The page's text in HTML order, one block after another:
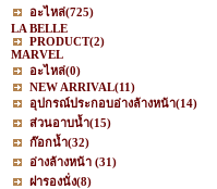
อะไหล่(725)
LA BELLE
PRODUCT(2)
MARVEL
อะไหล่(0)
NEW ARRIVAL(11)
อุปกรณ์ประกอบอ่างล้างหน้า(14)
ส่วนอาบน้ำ(15)
ก๊อกน้ำ(32)
อ่างล้างหน้า (31)
ฝารองนั่ง(8)